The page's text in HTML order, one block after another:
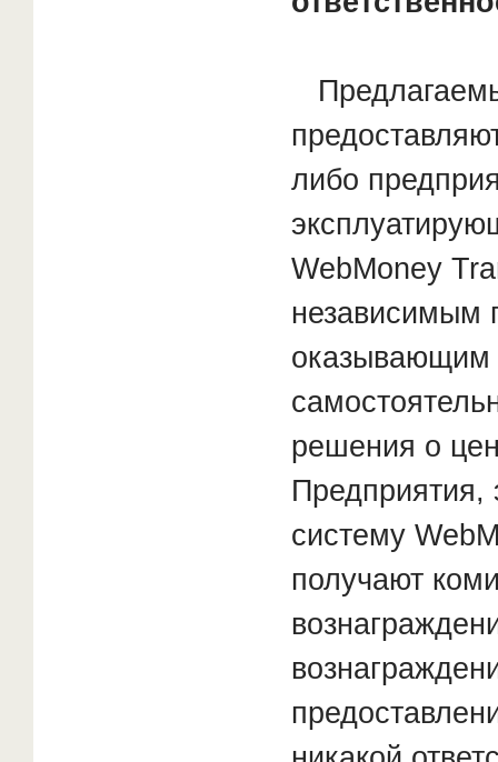
либо
WebMoney
независимым
оказывающим
решения о
Предприятия,
систему
получают